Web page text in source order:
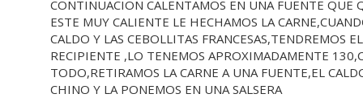
CONTINUACION CALENTAMOS EN UNA FUENTE QUE
ESTE MUY CALIENTE LE HECHAMOS LA
CALDO Y LAS CEBOLLITAS FRANCESAS,TENDREMOS
RECIPIENTE ,LO TENEMOS APROXIMADAMENTE
TODO,RETIRAMOS LA CARNE A UNA FUENTE,EL
CHINO Y LA PONEMOS EN UNA SALSERA